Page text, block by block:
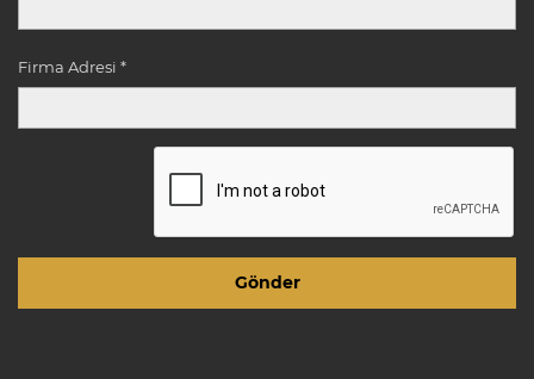
Firma Adresi *